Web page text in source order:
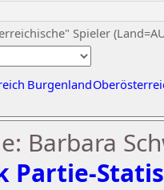
Spieler
Burgenland
Barbara
Partie-